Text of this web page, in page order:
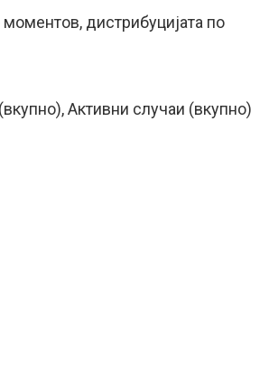
дистрибуцијата по
Активни случаи (вкупно)